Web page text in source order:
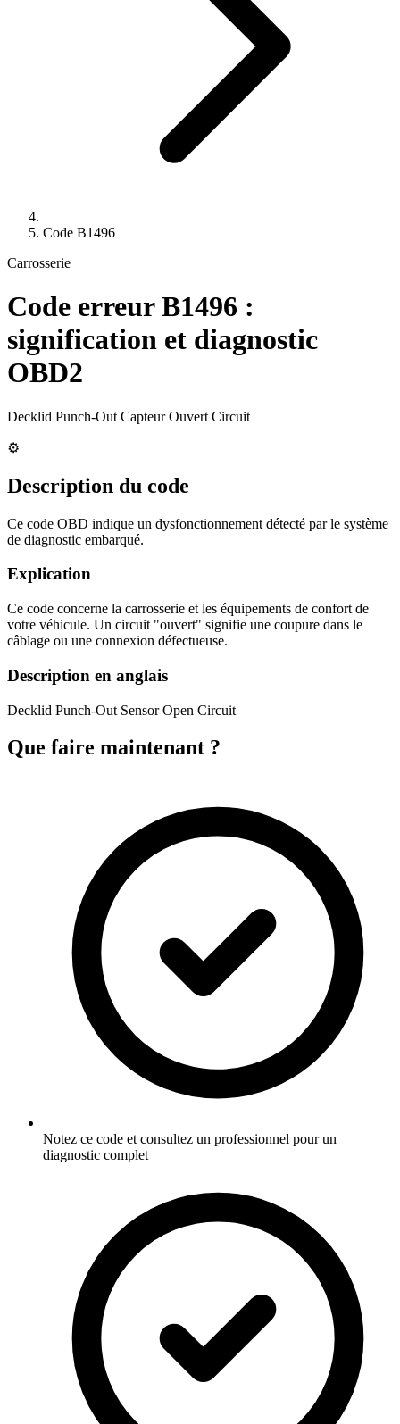
Code B1496
Carrosserie
Code erreurB1496 :
signification et diagnostic
OBD2
Decklid Punch-Out Capteur Ouvert Circuit
⚙️
Description du code
Ce code OBD indique un dysfonctionnement détecté par le système
de diagnostic embarqué.
Explication
Ce code concerne la carrosserie et les équipements de confort de
votre véhicule. Un circuit "ouvert" signifie une coupure dans le
câblage ou une connexion défectueuse.
Description en anglais
Decklid Punch-Out Sensor Open Circuit
Que faire maintenant ?
Notez ce code et consultez un professionnel pour un
diagnostic complet